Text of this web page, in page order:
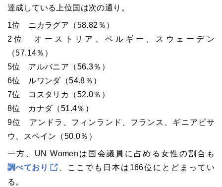
達成している上位国は次の通り。
1位 ニカラグア（58.82％）
2位 オーストリア、ベルギー、スウェーデン
（57.14％）
5位 アルバニア（56.3％）
6位 ルワンダ（54.8％）
7位 コスタリカ（52.0％）
8位 カナダ（51.4％）
9位 アンドラ、フィンランド、フランス、ギニアビサ
ウ、スペイン（50.0％）
一方、UN Womenは国会議員に占める女性の割合も
調べており
、ここでも日本は166位にとどまってい
る。